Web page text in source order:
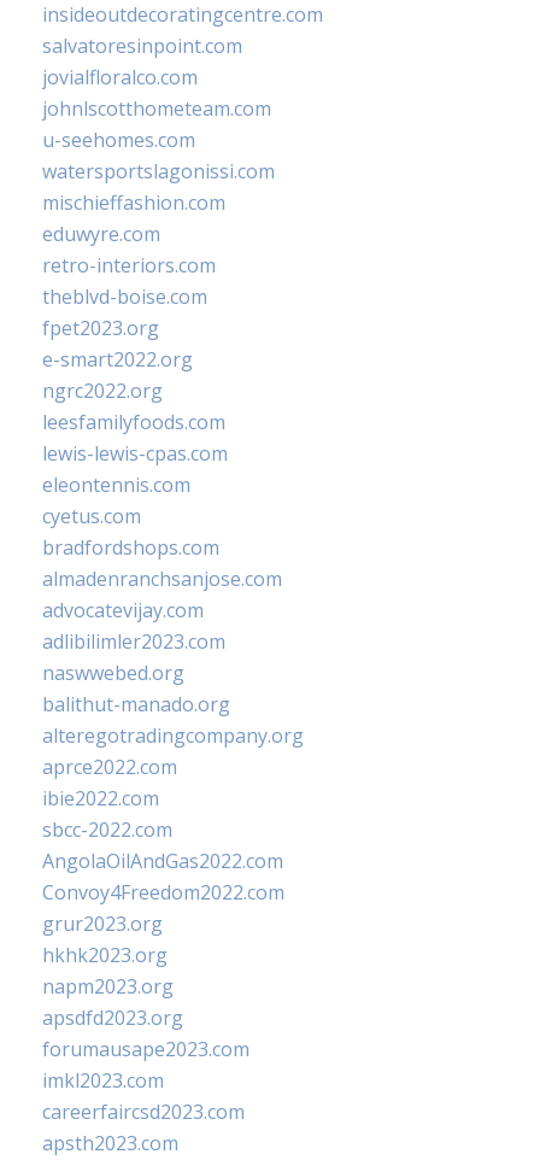
insideoutdecoratingcentre.com
salvatoresinpoint.com
jovialfloralco.com
johnlscotthometeam.com
u-seehomes.com
watersportslagonissi.com
mischieffashion.com
eduwyre.com
retro-interiors.com
theblvd-boise.com
fpet2023.org
e-smart2022.org
ngrc2022.org
leesfamilyfoods.com
lewis-lewis-cpas.com
eleontennis.com
cyetus.com
bradfordshops.com
almadenranchsanjose.com
advocatevijay.com
adlibilimler2023.com
naswwebed.org
balithut-manado.org
alteregotradingcompany.org
aprce2022.com
ibie2022.com
sbcc-2022.com
AngolaOilAndGas2022.com
Convoy4Freedom2022.com
grur2023.org
hkhk2023.org
napm2023.org
apsdfd2023.org
forumausape2023.com
imkl2023.com
careerfaircsd2023.com
apsth2023.com